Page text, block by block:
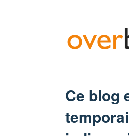
Ce blog